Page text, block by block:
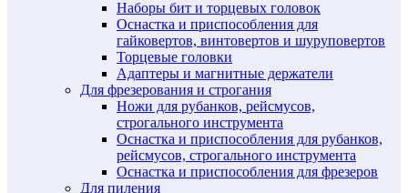
Наборы бит и торцевых головок
Оснастка и приспособления для
гайковертов, винтовертов и шуруповертов
Торцевые головки
Адаптеры и магнитные держатели
Для фрезерования и строгания
Ножи для рубанков, рейсмусов,
строгального инструмента
Оснастка и приспособления для рубанков,
рейсмусов, строгального инструмента
Оснастка и приспособления для фрезеров
Для пиления